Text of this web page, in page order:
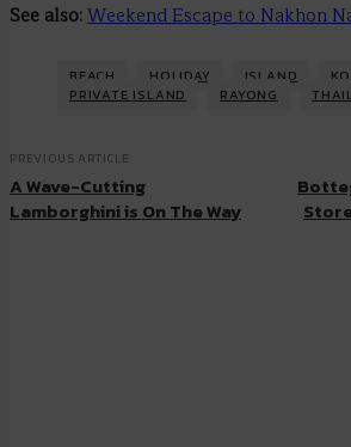
See also:Weekend Escape to Nakhon
BEACH HOLIDAY ISLAND
PRIVATE ISLAND
RAYONG
PREVIOUS ARTICLE
A Wave-Cutting
Lamborghini is On The Way